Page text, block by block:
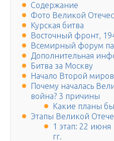
Содержание
Фото Великой
Курская битва
Восточный фронт,
Всемирный форум
Дополнительная
Битва за Москву
Начало Второй
Почему началась
война? 3 причины
Какие планы
Этапы Великой
1 этап: 22
гг.